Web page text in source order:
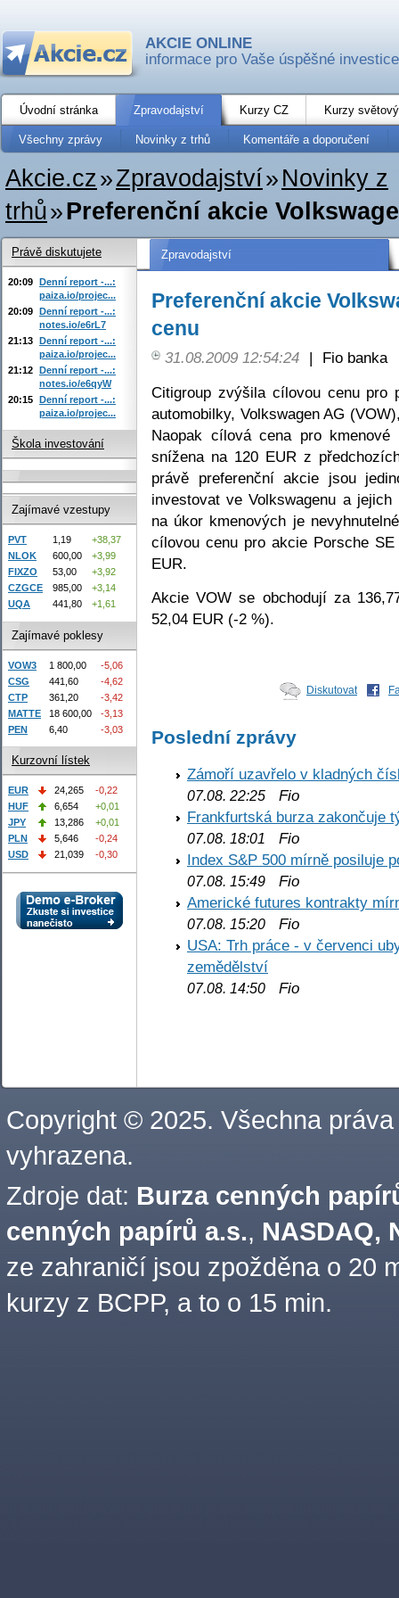
AKCIE ONLINE
informace pro Vaše úspěšné investice
Úvodní stránka Zpravodajství Kurzy CZ Kurzy
Všechny zprávy Novinky z trhů Komentáře a doporučení
Akcie.cz»Zpravodajství» Novinky z
trhů»Preferenční akcie
Zpravodajství
Preferenční akcie
cenu
31.08.2009 12:54:24 |
Fio banka
Citigroup zvýšila cílovou cenu pro
automobilky, Volkswagen AG
Naopak cílová cena pro
snížena na 120 EUR z
právě preferenční akcie jsou
investovat ve Volkswagenu a
na úkor kmenových je
cílovou cenu pro akcie Porsche
EUR.
Akcie VOW se obchodují za
52,04 EUR (-2 %).
Diskutovat
Poslední zprávy
Zámoří uzavřelo v kladných
07.08. 22:25 Fio
Frankfurtská burza zakončuje
07.08. 18:01
Fio
Index S&P 500 mírně posiluje
07.08. 15:49 Fio
Americké futures kontrakty
07.08. 15:20 Fio
USA: Trh práce - v červenci
zemědělství
07.08. 14:50 Fio
Právě diskutujete
20:09 Denní report -...:
paiza.io/projec...
20:09 Denní report -...:
notes.io/e6rL7
21:13 Denní report -...:
paiza.io/projec...
21:12 Denní report -...:
notes.io/e6qyW
20:15 Denní report -...:
paiza.io/projec...
Škola investování
Zajímavé vzestupy
PVT 1,19
+38,37
NLOK
600,00
+3,99
FIXZO
53,00
+3,92
CZGCE
985,00
+3,14
UQA
441,80 +1,61
Zajímavé poklesy
VOW3 1 800,00
-5,06
CSG
441,60
-4,62
CTP
361,20
-3,42
MATTE
18 600,00
-3,13
PEN
6,40 -3,03
Kurzovní lístek
EUR 24,265
-0,22
HUF
6,654
+0,01
JPY
13,286
+0,01
PLN
5,646
-0,24
USD
21,039 -0,30
Copyright © 2025. Všechna práva
vyhrazena.
Zdroje dat: Burza cenných
cenných papírů a.s., NASDAQ,
ze zahraničí jsou zpožděna o 20
kurzy z BCPP, a to o 15 min.